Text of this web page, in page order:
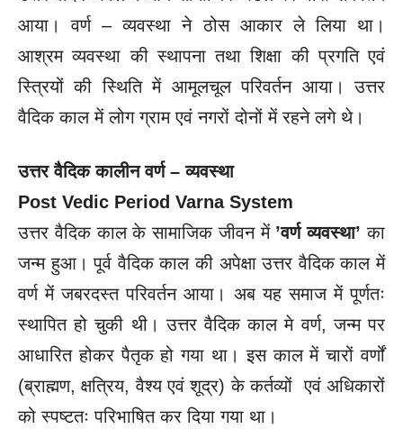
आया। वर्ण – व्यवस्था ने ठोस आकार ले लिया था।
आश्रम व्यवस्था की स्थापना तथा शिक्षा की प्रगति एवं
स्त्रियों की स्थिति में आमूलचूल परिवर्तन आया। उत्तर
वैदिक काल में लोग ग्राम एवं नगरों दोनों में रहने लगे थे।
उत्तर वैदिक कालीन वर्ण – व्यवस्था
Post Vedic Period Varna System
उत्तर वैदिक काल के सामाजिक जीवन में ’वर्ण व्यवस्था’ का
जन्म हुआ। पूर्व वैदिक काल की अपेक्षा उत्तर वैदिक काल में
वर्ण में जबरदस्त परिवर्तन आया। अब यह समाज में पूर्णतः
स्थापित हो चुकी थी। उत्तर वैदिक काल मे वर्ण, जन्म पर
आधारित होकर पैतृक हो गया था। इस काल में चारों वर्णों
(ब्राह्मण, क्षत्रिय, वैश्य एवं शूद्र) के कर्तव्यों एवं अधिकारों
को स्पष्टतः परिभाषित कर दिया गया था।